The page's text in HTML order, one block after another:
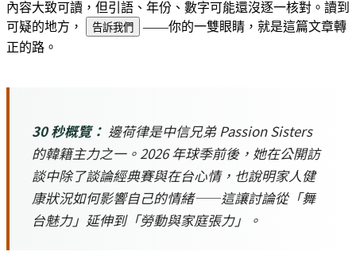
內容大致可讀，但引語、年份、數字可能還沒逐一核對。讀到
可疑的地方，
告訴我們
——你的一雙眼睛，就是這篇文章轉
正的路。
30 秒概覽： 邊荷律是中信兄弟 Passion Sisters
的韓籍主力之一。2026 年球季前後，她在公開訪
談中除了談論經典賽與在台心情，也說明家人健
康狀況如何影響自己的情緒——這讓討論從「舞
台魅力」延伸到「勞動與家庭張力」。